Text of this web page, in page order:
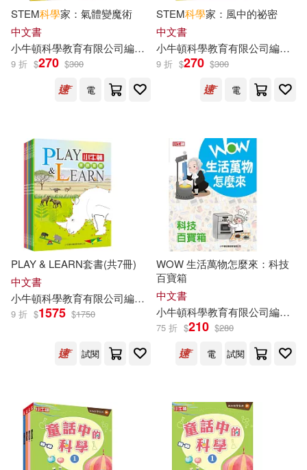
STEM科學家：氣體變魔術
中文書
小牛頓科學教育有限公司編輯 團隊 藍色夢境動漫工作室 邱崇杰
9 折 $270 $300
電
STEM科學家：風中的祕密
中文書
小牛頓科學教育有限公司編輯
9 折 $270 $300
電
PLAY & LEARN套書(共7冊)
中文書
小牛頓科學教育有限公司編輯 團隊
9 折 $1575 $1750
試閱
WOW 生活萬物怎麼來：科技
百寶箱
中文書
小牛頓科學教育有限公司編輯
75 折 $210 $280
電
試閱